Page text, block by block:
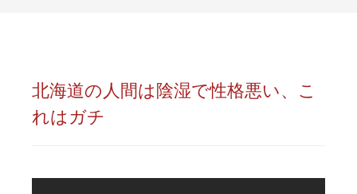
北海道の人間は陰湿で性格悪い、こ
れはガチ